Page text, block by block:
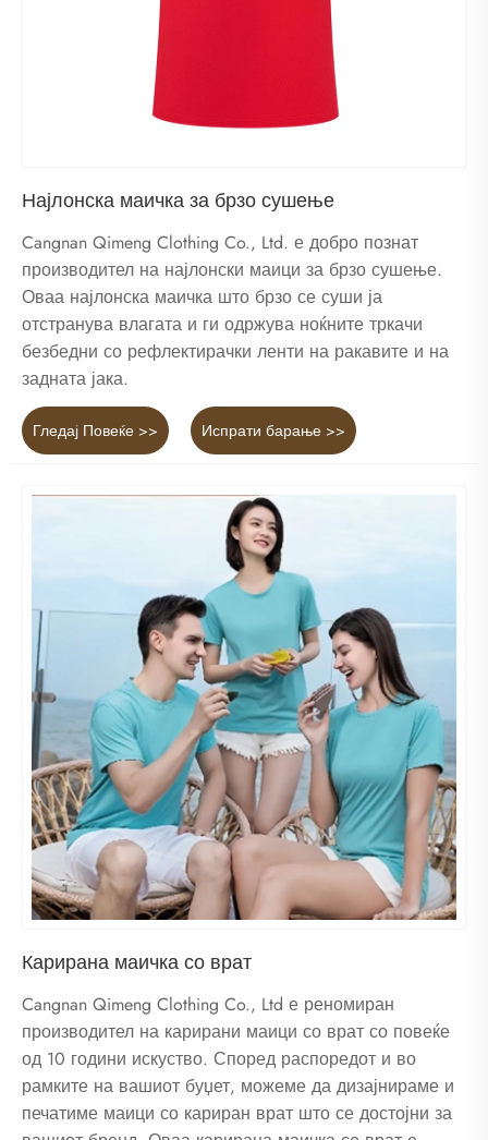
Најлонска маичка за брзо сушење
Cangnan Qimeng Clothing Co., Ltd. е добро познат
производител на најлонски маици за брзо сушење.
Оваа најлонска маичка што брзо се суши ја
отстранува влагата и ги одржува ноќните тркачи
безбедни со рефлектирачки ленти на ракавите и на
задната јака.
Гледај Повеќе >> Испрати барање >>
Карирана маичка со врат
Cangnan Qimeng Clothing Co., Ltd е реномиран
производител на карирани маици со врат со повеќе
од 10 години искуство. Според распоредот и во
рамките на вашиот буџет, можеме да дизајнираме и
печатиме маици со кариран врат што се достојни за